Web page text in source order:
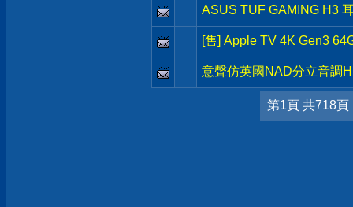
ASUS TUF GAMING H3
[售] Apple TV 4K Gen3
意聲仿英國NAD分立音調
第1頁 共718頁